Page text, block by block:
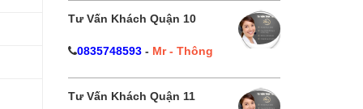
Tư Vấn Khách Quận 10
0835748593- Mr - Thông
Tư Vấn Khách Quận 11